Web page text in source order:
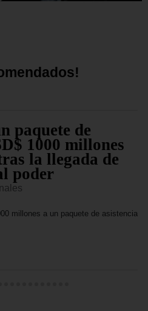
mendados!
paquete de
1000 millones
la llegada de
poder
millones a un paquete de asistencia